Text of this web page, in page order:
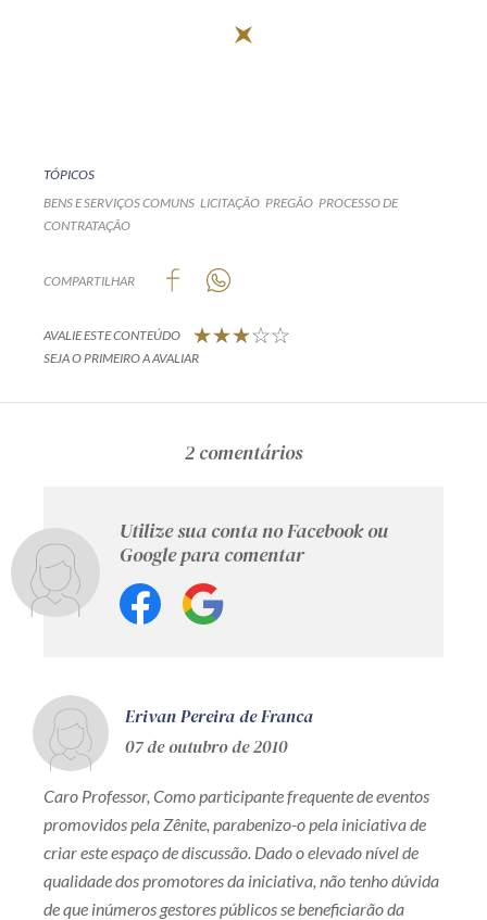
TÓPICOS
BENS E SERVIÇOS COMUNS LICITAÇÃO PREGÃO PROCESSO DE
CONTRATAÇÃO
COMPARTILHAR
AVALIE ESTE CONTEÚDO
SEJA O PRIMEIRO A AVALIAR
2 comentários
Utilize sua conta no Facebook ou
Google para comentar
Erivan Pereira de Franca
07 de outubro de 2010
Caro Professor, Como participante frequente de eventos
promovidos pela Zênite, parabenizo-o pela iniciativa de
criar este espaço de discussão. Dado o elevado nível de
qualidade dos promotores da iniciativa, não tenho dúvida
de que inúmeros gestores públicos se beneficiarão da